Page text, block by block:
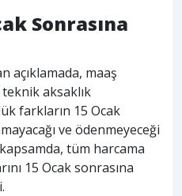
Sonrasına
açıklamada, maaş
aksaklık
farkların 15 Ocak
ve ödenmeyeceği
tüm harcama
15 Ocak sonrasına